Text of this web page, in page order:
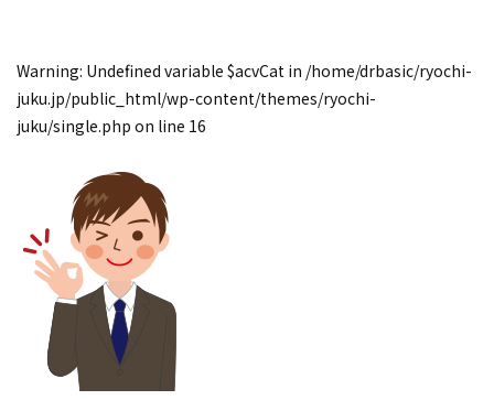
Warning: Undefined variable $acvCat in /home/drbasic/ryochi-
juku.jp/public_html/wp-content/themes/ryochi-
juku/single.php on line 16